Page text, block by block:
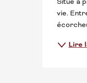
vie.
Lire